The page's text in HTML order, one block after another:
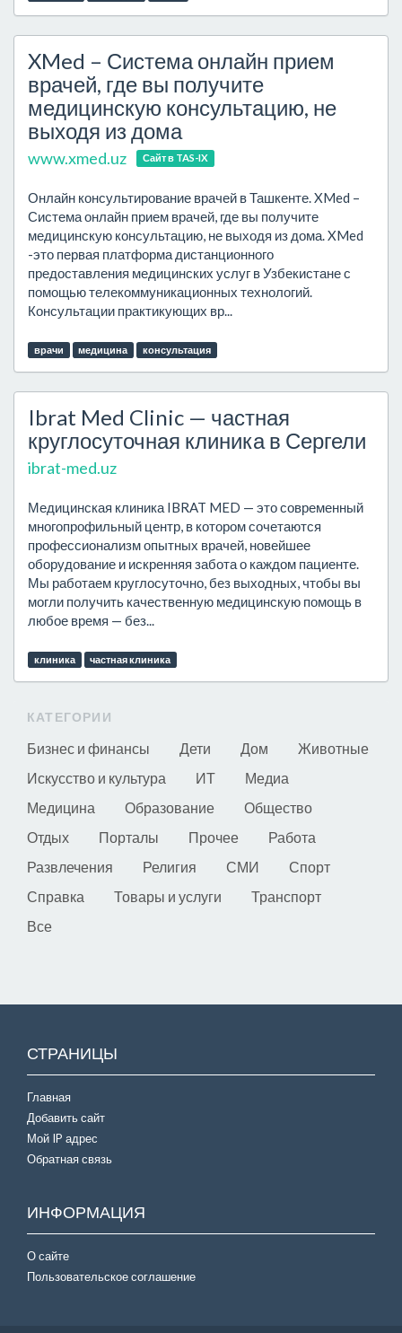
XMed – Система онлайн прием
врачей, где вы получите
медицинскую консультацию, не
выходя из дома
www.xmed.uz Сайт в TAS-IX
Онлайн консультирование врачей в Ташкенте. XMed –
Система онлайн прием врачей, где вы получите
медицинскую консультацию, не выходя из дома. XMed
-это первая платформа дистанционного
предоставления медицинских услуг в Узбекистане с
помощью телекоммуникационных технологий.
Консультации практикующих вр...
врачи медицина консультация
Ibrat Med Clinic — частная
круглосуточная клиника в Сергели
ibrat-med.uz
Медицинская клиника IBRAT MED — это современный
многопрофильный центр, в котором сочетаются
профессионализм опытных врачей, новейшее
оборудование и искренняя забота о каждом пациенте.
Мы работаем круглосуточно, без выходных, чтобы вы
могли получить качественную медицинскую помощь в
любое время — без...
клиника частная клиника
КАТЕГОРИИ
Бизнес и финансы Дети Дом
Животные
Искусство и культура
ИТ
Медиа
Медицина
Образование
Общество
Отдых
Порталы Прочее
Работа
Развлечения
Религия СМИ
Спорт
Справка
Товары и услуги
Транспорт
Все
СТРАНИЦЫ
Главная
Добавить сайт
Мой IP адрес
Обратная связь
ИНФОРМАЦИЯ
О сайте
Пользовательское соглашение